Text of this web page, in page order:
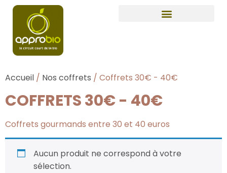
Accueil / Nos coffrets / Coffrets 30€ - 40€
COFFRETS 30€ - 40€
Coffrets gourmands entre 30 et 40 euros
Aucun produit ne correspond à votre
sélection.